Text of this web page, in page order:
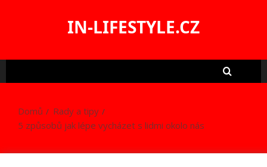
IN-LIFESTYLE.CZ
Domů
Rady a tipy
5 způsobů jak lépe vycházet s lidmi okolo nás